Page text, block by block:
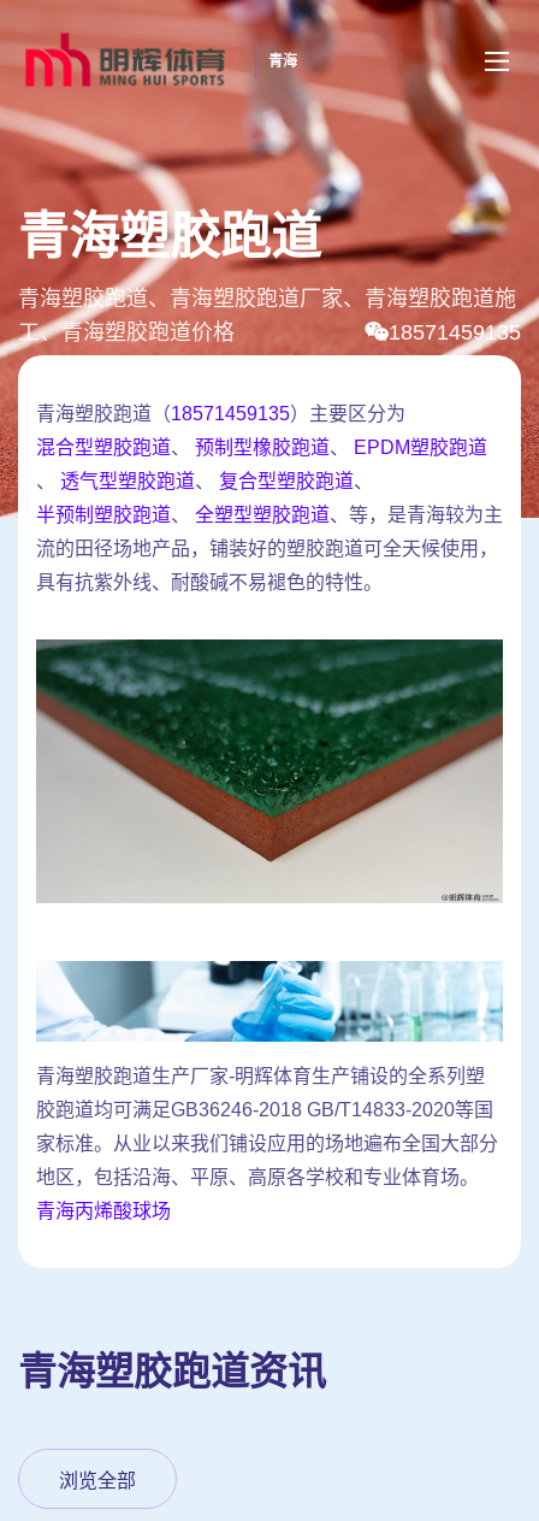
青海
青海塑胶跑道
青海塑胶跑道、青海塑胶跑道厂家、青海塑胶跑道施
工、青海塑胶跑道价格
18571459135
青海塑胶跑道（18571459135）主要区分为
混合型塑胶跑道、 预制型橡胶跑道、
EPDM塑胶跑道
、 透气型塑胶跑道、 复合型塑胶跑道、
半预制塑胶跑道、 全塑型塑胶跑道、等，是青海较为主
流的田径场地产品，铺装好的塑胶跑道可全天候使用，
具有抗紫外线、耐酸碱不易褪色的特性。
青海塑胶跑道生产厂家-明辉体育生产铺设的全系列塑
胶跑道均可满足GB36246-2018 GB/T14833-2020等国
家标准。从业以来我们铺设应用的场地遍布全国大部分
地区，包括沿海、平原、高原各学校和专业体育场。
青海丙烯酸球场
青海塑胶跑道资讯
浏览全部